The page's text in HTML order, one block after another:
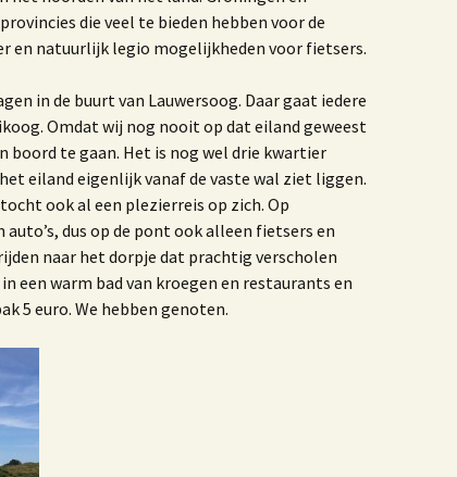
en werken van
van Leeuwenhoek
dag dat mijn
zwaaide naar
van Leen
2020
tussen
Poezië
die veel te bieden hebben voor de
en natuurlijk legio mogelijkheden voor fietsers.
in de buurt van Lauwersoog. Daar gaat iedere
Omdat wij nog nooit op dat eiland geweest
boord te gaan. Het is nog wel drie kwartier
eiland eigenlijk vanaf de vaste wal ziet liggen.
ook al een plezierreis op zich. Op
dus op de pont ook alleen fietsers en
naar het dorpje dat prachtig verscholen
een warm bad van kroegen en restaurants en
5 euro. We hebben genoten.